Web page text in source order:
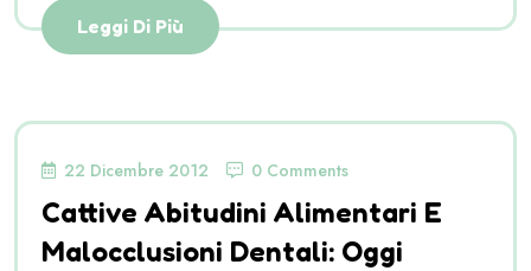
Leggi Di Più
22 Dicembre 2012 0 Comments
Cattive Abitudini Alimentari E
Malocclusioni Dentali: Oggi